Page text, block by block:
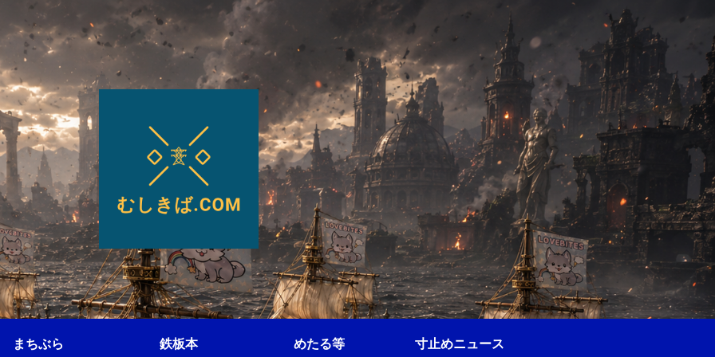
まちぶら 鉄板本 めたる等 寸止めニュース